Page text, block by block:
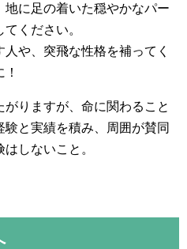
に足の着いた穏やかなパー
ください。
や、突飛な性格を補ってく
がりますが、命に関わること
と実績を積み、周囲が賛同
しないこと。